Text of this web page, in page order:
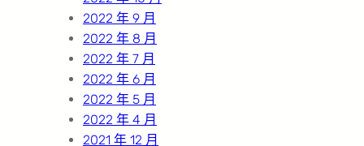
2022 年 9 月
2022 年 8 月
2022 年 7 月
2022 年 6 月
2022 年 5 月
2022 年 4 月
2021 年 12 月